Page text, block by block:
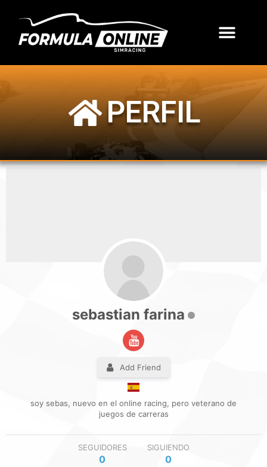
PERFIL
sebastian farina
Add Friend
soy sebas, nuevo en el online racing, pero veterano de
juegos de carreras
SEGUIDORES
0
SIGUIENDO
0